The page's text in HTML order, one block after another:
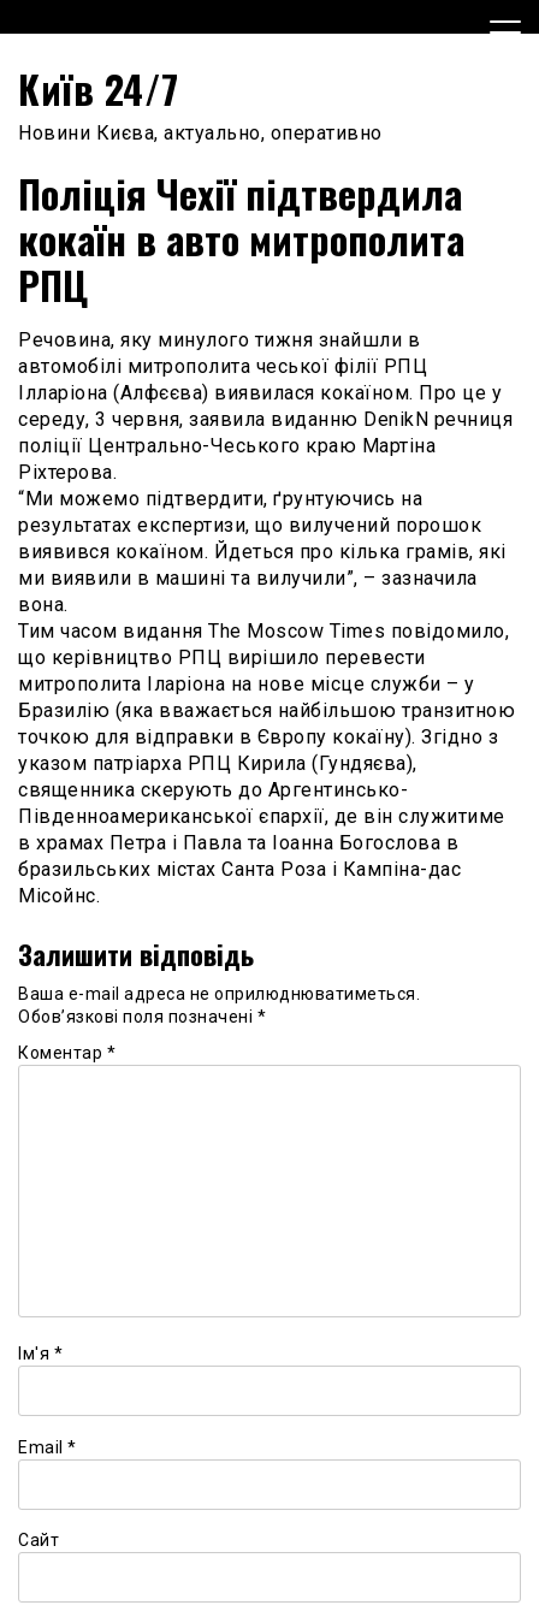
to
Київ 24/7
Новини Києва, актуально, оперативно
Поліція Чехії підтвердила
кокаїн в авто митрополита
РПЦ
Речовина, яку минулого тижня знайшли в
автомобілі митрополита чеської філії РПЦ
Ілларіона (Алфєєва) виявилася кокаїном. Про це у
середу, 3 червня, заявила виданню DenikN речниця
поліції Центрально-Чеського краю Мартіна
Ріхтерова.
“Ми можемо підтвердити, ґрунтуючись на
результатах експертизи, що вилучений порошок
виявився кокаїном. Йдеться про кілька грамів, які
ми виявили в машині та вилучили”, – зазначила
вона.
Тим часом видання The Moscow Times повідомило,
що керівництво РПЦ вирішило перевести
митрополита Іларіона на нове місце служби – у
Бразилію (яка вважається найбільшою транзитною
точкою для відправки в Європу кокаїну). Згідно з
указом патріарха РПЦ Кирила (Гундяєва),
священника скерують до Аргентинсько-
Південноамериканської єпархії, де він служитиме
в храмах Петра і Павла та Іоанна Богослова в
бразильських містах Санта Роза і Кампіна-дас
Місойнс.
Залишити відповідь
Ваша e-mail адреса не оприлюднюватиметься.
Обов’язкові поля позначені *
Коментар *
Ім'я *
Email *
Сайт